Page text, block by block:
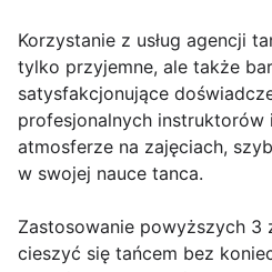
Korzystanie z usług agencji
tylko przyjemne, ale także
satysfakcjonujące
profesjonalnych instruktorów
atmosferze na zajęciach,
w swojej nauce tanca.
Zastosowanie powyższych 3
cieszyć się tańcem bez